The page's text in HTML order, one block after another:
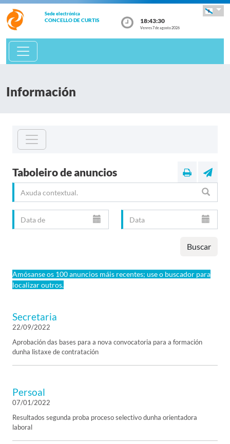
Sede electrónica
CONCELLO DE CURTIS 18:43:30
Venres 7 de agosto 2026
Información
Taboleiro de anuncios
Buscar
Amósanse os 100 anuncios máis recentes; use o buscador para
localizar outros.
Secretaria
22/09/2022
Aprobación das bases para a nova convocatoria para a formación
dunha listaxe de contratación
Persoal
07/01/2022
Resultados segunda proba proceso selectivo dunha orientadora
laboral